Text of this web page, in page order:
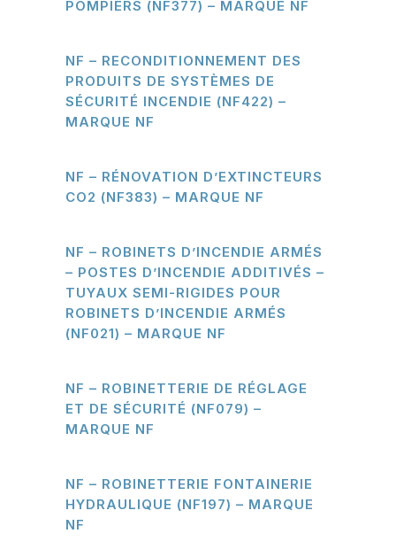
POMPIERS (NF377) – MARQUE NF
NF – RECONDITIONNEMENT DES
PRODUITS DE SYSTÈMES DE
SÉCURITÉ INCENDIE (NF422) –
MARQUE NF
NF – RÉNOVATION D’EXTINCTEURS
CO2 (NF383) – MARQUE NF
NF – ROBINETS D’INCENDIE ARMÉS
– POSTES D’INCENDIE ADDITIVÉS –
TUYAUX SEMI-RIGIDES POUR
ROBINETS D’INCENDIE ARMÉS
(NF021) – MARQUE NF
NF – ROBINETTERIE DE RÉGLAGE
ET DE SÉCURITÉ (NF079) –
MARQUE NF
NF – ROBINETTERIE FONTAINERIE
HYDRAULIQUE (NF197) – MARQUE
NF